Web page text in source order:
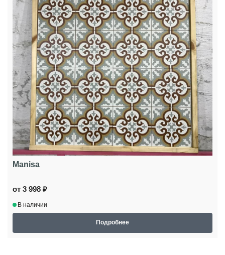
Manisa
от 3 998 ₽
В наличии
Подробнее